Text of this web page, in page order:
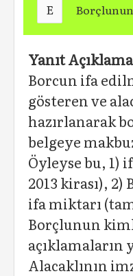
E Borçlunun
Yanıt
Borcun ifa
gösteren ve
hazırlanarak
belgeye
Öyleyse bu, 1)
2013 kirası),
ifa miktarı
Borçlunun
açıklamaların
Alacaklının